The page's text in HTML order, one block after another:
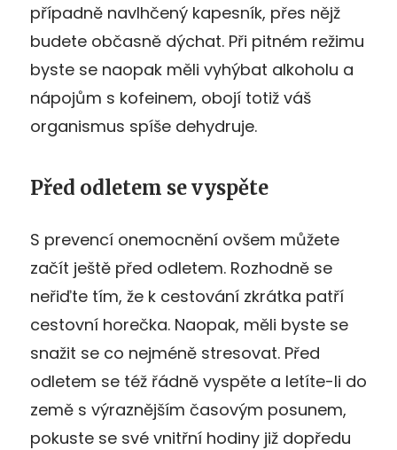
případně navlhčený kapesník, přes nějž
budete občasně dýchat. Při pitném režimu
byste se naopak měli vyhýbat alkoholu a
nápojům s kofeinem, obojí totiž váš
organismus spíše dehydruje.
Před odletem se vyspěte
S prevencí onemocnění ovšem můžete
začít ještě před odletem. Rozhodně se
neřiďte tím, že k cestování zkrátka patří
cestovní horečka. Naopak, měli byste se
snažit se co nejméně stresovat. Před
odletem se též řádně vyspěte a letíte-li do
země s výraznějším časovým posunem,
pokuste se své vnitřní hodiny již dopředu